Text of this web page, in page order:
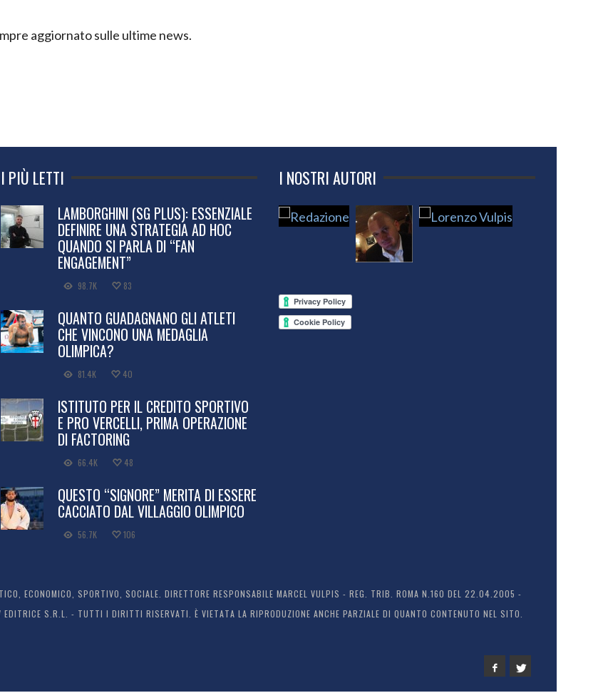
aggiornato sulle ultime news.
I PIÙ LETTI
LAMBORGHINI (SG PLUS): ESSENZIALE
DEFINIRE UNA STRATEGIA AD HOC
QUANDO SI PARLA DI “FAN
ENGAGEMENT”
98.7K 83
QUANTO GUADAGNANO GLI ATLETI
CHE VINCONO UNA MEDAGLIA
OLIMPICA?
81.4K 40
ISTITUTO PER IL CREDITO SPORTIVO
E PRO VERCELLI, PRIMA OPERAZIONE
DI FACTORING
66.4K 48
QUESTO “SIGNORE” MERITA DI ESSERE
CACCIATO DAL VILLAGGIO OLIMPICO
56.7K 106
I NOSTRI AUTORI
ECONOMICO, SPORTIVO, SOCIALE. DIRETTORE RESPONSABILE MARCEL VULPIS - REG. TRIB. ROMA N.160 DEL 22.04.2005 -
S.R.L. - TUTTI I DIRITTI RISERVATI. È VIETATA LA RIPRODUZIONE ANCHE PARZIALE DI QUANTO CONTENUTO NEL SITO.